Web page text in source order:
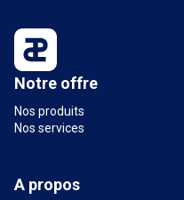
Notre offre
Nos produits
Nos services
A propos